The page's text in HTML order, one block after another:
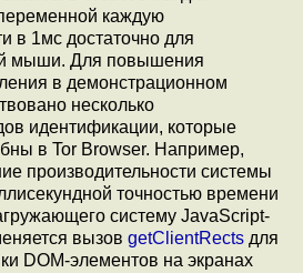
каждую
в 1мс достаточно для
мыши. Для повышения
в демонстрационном
несколько
идентификации, которые
в Tor Browser. Например,
производительности системы
точностью времени
систему JavaScript-
вызов getClientRects для
DOM-элементов на экранах